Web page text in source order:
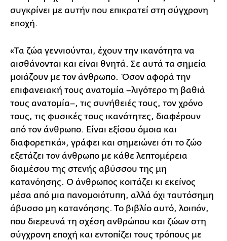
συγκρίνει με αυτήν που επικρατεί στη σύγχρονη
εποχή.
«Τα ζώα γεννιούνται, έχουν την ικανότητα να
αισθάνονται και είναι θνητά. Σε αυτά τα σημεία
μοιάζουν με τον άνθρωπο. Όσον αφορά την
επιφανειακή τους ανατομία –λιγότερο τη βαθιά
τους ανατομία–, τις συνήθειές τους, τον χρόνο
τους, τις φυσικές τους ικανότητες, διαφέρουν
από τον άνθρωπο. Είναι εξίσου όμοια και
διαφορετικά», γράφει και σημειώνει ότι το ζώο
εξετάζει τον άνθρωπο με κάθε λεπτομέρεια
διαμέσου της στενής αβύσσου της μη
κατανόησης. Ο άνθρωπος κοιτάζει κι εκείνος
μέσα από μια πανομοιότυπη, αλλά όχι ταυτόσημη
άβυσσο μη κατανόησης. Το βιβλίο αυτό, λοιπόν,
που διερευνά τη σχέση ανθρώπου και ζώων στη
σύγχρονη εποχή και εντοπίζει τους τρόπους με